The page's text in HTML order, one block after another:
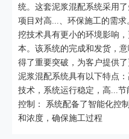
统。这套泥浆混配系统采用
项目对高...、环保施工的需
挖技术具有更小的环境影响
本。该系统的完成和发货，
得了重要突破，为客户提供
泥浆混配系统具有以下特点
技术，系统运行稳定，高...
控制： 系统配备了智能化控
和浓度，确保施工过程